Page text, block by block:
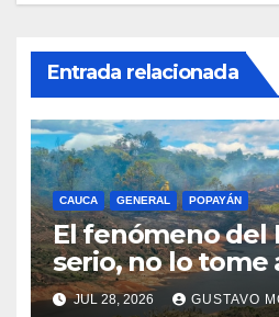
Entrada relacionada
CAUCA GENERAL POPAYÁN
El fenómeno del
serio, no lo tome
JUL 28, 2026 GUSTAVO